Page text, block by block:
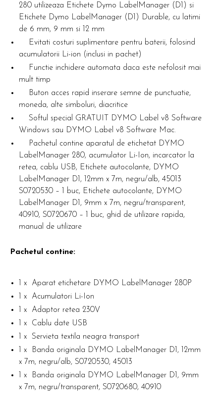
280 utilizeaza Etichete Dymo LabelManager (D1) si
Etichete Dymo LabelManager (D1) Durable, cu latimi
de 6 mm, 9 mm si 12 mm
Evitati costuri suplimentare pentru baterii, folosind
acumulatorii Li-ion (inclusi in pachet)
Functie inchidere automata daca este nefolosit mai
mult timp
Buton acces rapid inserare semne de punctuatie,
moneda, alte simboluri, diacritice
Softul special GRATUIT DYMO Label v8 Software
Windows sau DYMO Label v8 Software Mac.
Pachetul contine aparatul de etichetat DYMO
LabelManager 280, acumulator Li-Ion, incarcator la
retea, cablu USB, Etichete autocolante, DYMO
LabelManager D1, 12mm x 7m, negru/alb, 45013
S0720530 – 1 buc, Etichete autocolante, DYMO
LabelManager D1, 9mm x 7m, negru/transparent,
40910, S0720670 – 1 buc, ghid de utilizare rapida,
manual de utilizare
Pachetul contine:
1 x Aparat etichetare DYMO LabelManager 280P
1 x Acumulatori Li-Ion
1 x Adaptor retea 230V
1 x Cablu date USB
1 x Servieta textila neagra transport
1 x Banda originala DYMO LabelManager D1, 12mm
x 7m, negru/alb, S0720530, 45013
1 x Banda originala DYMO LabelManager D1, 9mm
x 7m, negru/transparent, S0720680, 40910